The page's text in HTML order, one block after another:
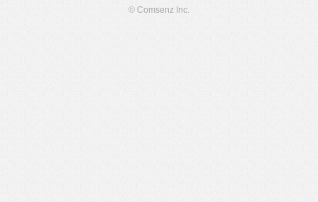
© Comsenz Inc.